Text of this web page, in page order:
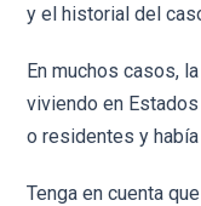
y el historial del
En muchos casos,
viviendo en
o residentes y
Tenga en cuenta